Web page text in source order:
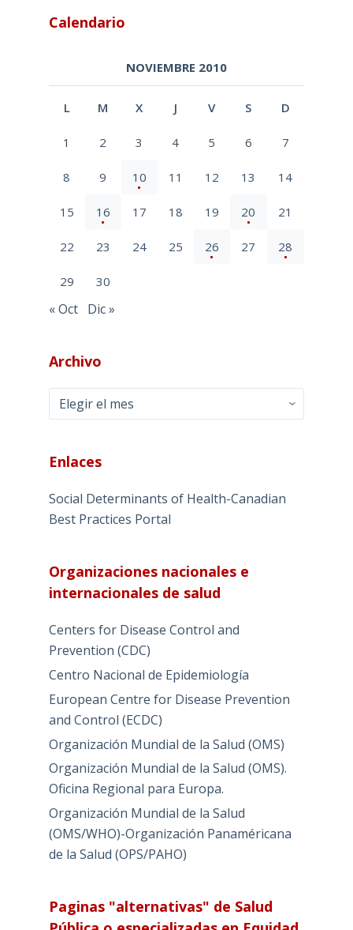
Calendario
NOVIEMBRE 2010
L M X J V S D
1 2 3 4 5 6 7
8 9 10 11 12 13 14
15 16 17 18 19 20 21
22 23 24 25 26 27 28
29 30
« Oct Dic »
Archivo
Archivo
Enlaces
Social Determinants of Health-Canadian
Best Practices Portal
Organizaciones nacionales e
internacionales de salud
Centers for Disease Control and
Prevention (CDC)
Centro Nacional de Epidemiología
European Centre for Disease Prevention
and Control (ECDC)
Organización Mundial de la Salud (OMS)
Organización Mundial de la Salud (OMS).
Oficina Regional para Europa.
Organización Mundial de la Salud
(OMS/WHO)-Organización Panaméricana
de la Salud (OPS/PAHO)
Paginas "alternativas" de Salud